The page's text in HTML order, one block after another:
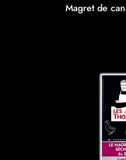
Magret de